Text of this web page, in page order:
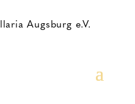
Augsburg e.V.